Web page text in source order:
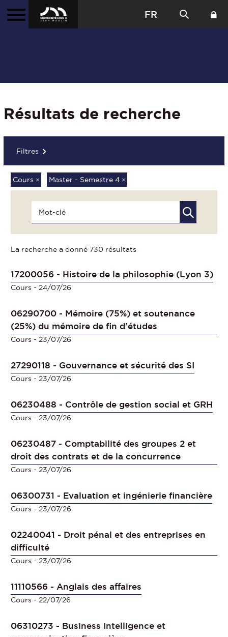
FR
Résultats de recherche
Filtres
Cours × Master - Semestre 4 ×
La recherche a donné 730 résultats
17200056 - Histoire de la philosophie (Lyon 3)
Cours - 24/07/26
06290700 - Mémoire (75%) et soutenance
(25%) du mémoire de fin d'études
Cours - 23/07/26
27290118 - Gouvernance et sécurité des SI
Cours - 23/07/26
06230488 - Contrôle de gestion social et GRH
Cours - 23/07/26
06230487 - Comptabilité des groupes 2 et
droit des contrats et de la concurrence
Cours - 23/07/26
06300731 - Evaluation et ingénierie financière
Cours - 23/07/26
02240041 - Droit pénal et des entreprises en
difficulté
Cours - 23/07/26
11110566 - Anglais des affaires
Cours - 22/07/26
06310273 - Business Intelligence et